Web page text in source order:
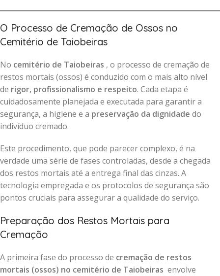
O Processo de Cremação de Ossos no
Cemitério de Taiobeiras
No cemitério de Taiobeiras , o processo de cremação de
restos mortais (ossos) é conduzido com o mais alto nível
de rigor, profissionalismo e respeito. Cada etapa é
cuidadosamente planejada e executada para garantir a
segurança, a higiene e a preservação da dignidade do
indivíduo cremado.
Este procedimento, que pode parecer complexo, é na
verdade uma série de fases controladas, desde a chegada
dos restos mortais até a entrega final das cinzas. A
tecnologia empregada e os protocolos de segurança são
pontos cruciais para assegurar a qualidade do serviço.
Preparação dos Restos Mortais para
Cremação
A primeira fase do processo de cremação de restos
mortais (ossos) no cemitério de Taiobeiras envolve